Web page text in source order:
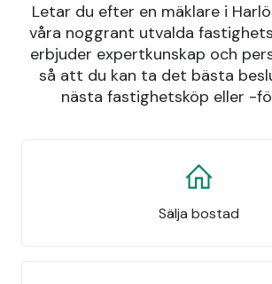
Letar du efter en mäklare i
våra noggrant utvalda
erbjuder expertkunskap och
så att du kan ta det bästa
nästa fastighetsköp eller -
Sälja bostad